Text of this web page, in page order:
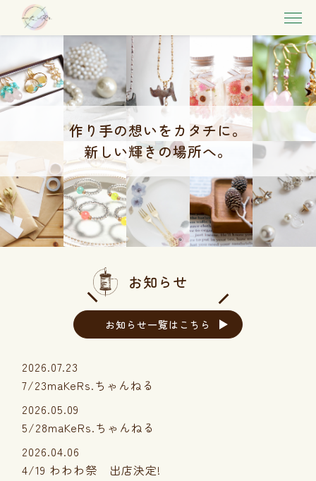
作り手の想いをカタチに。
新しい輝きの場所へ。
お知らせ
お知らせ一覧はこちら
2026.07.23
7/23maKeRs.ちゃんねる
2026.05.09
5/28maKeRs.ちゃんねる
2026.04.06
4/19 わわわ祭 出店決定!